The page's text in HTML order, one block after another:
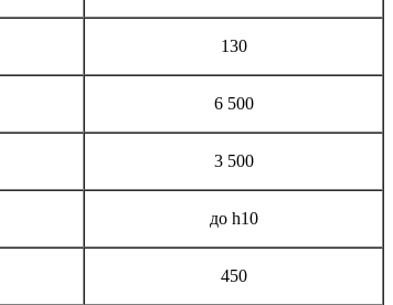
130
6 500
3 500
до h10
450